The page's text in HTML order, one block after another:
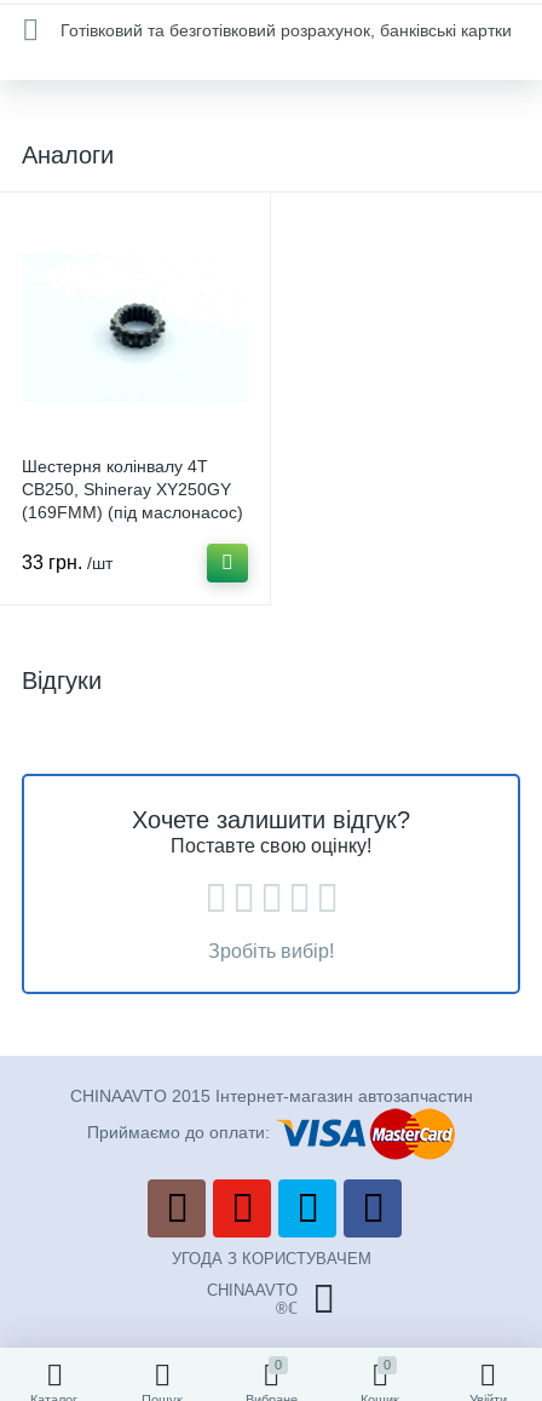
0 0
Готівковий та безготівковий розрахунок, банківські картки
Аналоги
Шестерня колінвалу 4T
CB250, Shineray XY250GY
(169FMM) (під маслонасос)
33 грн. /шт
Відгуки
Хочете залишити відгук?
Поставте свою оцінку!
Зробіть вибір!
CHINAAVTO 2015 Інтернет-магазин автозапчастин
Приймаємо до оплати:
УГОДА З КОРИСТУВАЧЕМ
CHINAAVTO
®ℂ